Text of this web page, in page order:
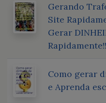
Gerando
Site
Gerar
Rapidamente!!
Como gerar
e Aprenda